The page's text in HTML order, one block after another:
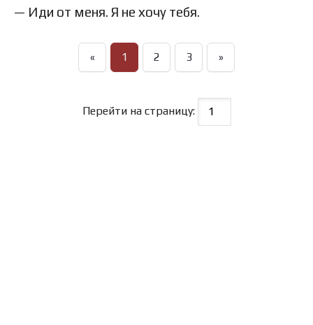
— Иди от меня. Я не хочу тебя.
« 1 2 3 »
Перейти на страницу: